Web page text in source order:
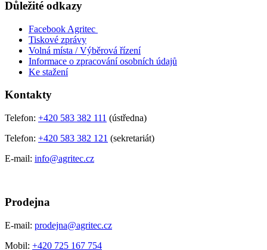
Důležité odkazy
Facebook Agritec
Tiskové zprávy
Volná místa / Výběrová řízení
Informace o zpracování osobních údajů
Ke stažení
Kontakty
Telefon: +420 583 382 111 (ústředna)
Telefon: +420 583 382 121 (sekretariát)
E-mail: info@agritec.cz
Prodejna
E-mail: prodejna@agritec.cz
Mobil: +420 725 167 754